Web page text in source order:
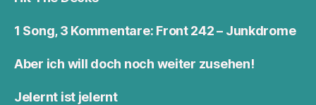
1 Song, 3 Kommentare: Front 242 – Junkdrome
Aber ich will doch noch weiter zusehen!
Jelernt ist jelernt